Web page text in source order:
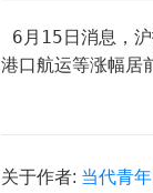
港口航运等涨幅居
关于作者: 当代青年